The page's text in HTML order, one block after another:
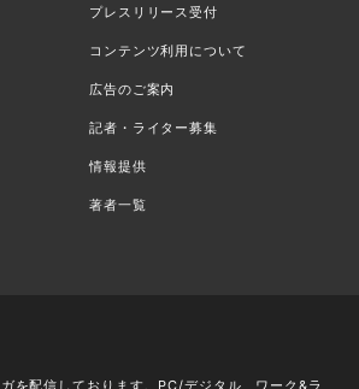
プレスリリース受付
コンテンツ利用について
広告のご案内
記者・ライター募集
情報提供
著者一覧
を配信しております。PC/デジタル、ワーク&ラ